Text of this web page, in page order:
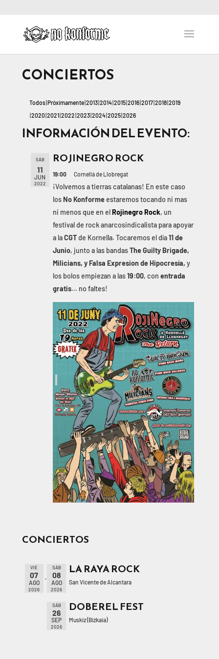
CONCIERTOS
Todos Próximamente 2013 2014 2015 2016 2017 2018 2019
2020 2021 2022 2023 2024 2025 2026
INFORMACIÓN DEL EVENTO:
SÁB
11
JUN
2022
ROJINEGRO ROCK
19:00 Cornellá de Llobregat
¡Volvemos a tierras catalanas! En este caso
los No Konformeestaremos tocando ni mas
ni menos que en elRojinegro Rock, un
festival de rock anarcosindicalista para apoyar
a laCGTde Kornella. Tocaremos el día11 de
Junio, junto a las bandasThe Guilty Brigade,
Milicians, y Falsa Expresion de Hipocresía, y
los bolos empiezan a las19:00, conentrada
gratis... no faltes!
CONCIERTOS
VIE
07
AGO
2026
SÁB
08
AGO
2026
LA RAYA ROCK
San Vicente de Alcantara
SÁB
26
SEP
2026
DOBEREL FEST
Muskiz (Bizkaia)